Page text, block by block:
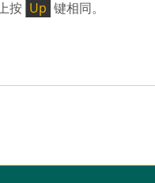
按 Up 键相同。